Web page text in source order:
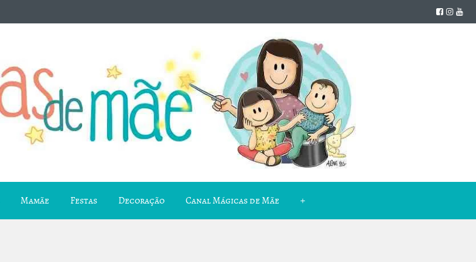
Mamãe Festas Decoração Canal Mágicas de Mãe +